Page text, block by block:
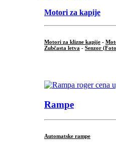
Motori za kapije
Motori za klizne kapije -
Zubčasta letva - Senzor
Rampe
Automatske rampe